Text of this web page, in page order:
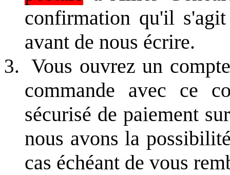
confirmation qu'il
avant de nous écrire.
Vous ouvrez un
commande avec ce
sécurisé de paiement
nous avons la
cas échéant de vous